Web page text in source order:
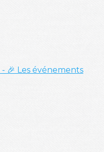
- 🎉 Les événements